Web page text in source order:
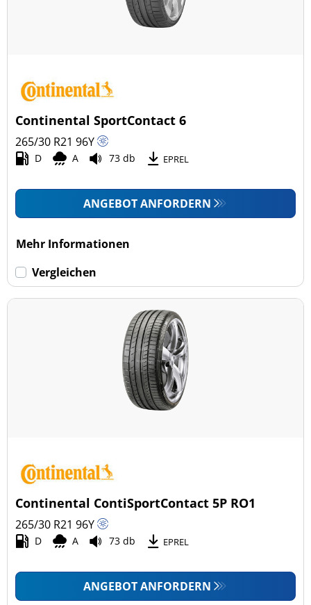
Continental SportContact 6
265/30 R2196Y
D A 73 db EPREL
ANGEBOT ANFORDERN
Mehr Informationen
Vergleichen
Continental ContiSportContact 5P RO1
265/30 R2196Y
D A 73 db EPREL
ANGEBOT ANFORDERN